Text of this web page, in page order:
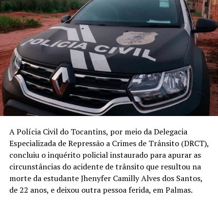
A Polícia Civil do Tocantins, por meio da Delegacia
Especializada de Repressão a Crimes de Trânsito (DRCT),
concluiu o inquérito policial instaurado para apurar as
circunstâncias do acidente de trânsito que resultou na
morte da estudante Jhenyfer Camilly Alves dos Santos,
de 22 anos, e deixou outra pessoa ferida, em Palmas.